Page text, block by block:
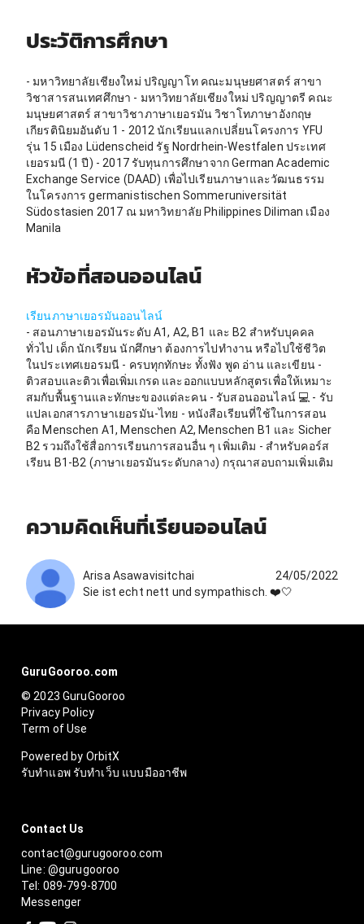
ประวัติการศึกษา
- มหาวิทยาลัยเชียงใหม่ ปริญญาโท คณะมนุษยศาสตร์ สาขา
วิชาสารสนเทศศึกษา - มหาวิทยาลัยเชียงใหม่ ปริญญาตรี คณะ
มนุษยศาสตร์ สาขาวิชาภาษาเยอรมัน วิชาโทภาษาอังกฤษ
เกียรตินิยมอันดับ 1 - 2012 นักเรียนแลกเปลี่ยนโครงการ YFU
รุ่น 15 เมือง Lüdenscheid รัฐ Nordrhein-Westfalen ประเทศ
เยอรมนี (1 ปี) - 2017 รับทุนการศึกษาจาก German Academic
Exchange Service (DAAD) เพื่อไปเรียนภาษาและวัฒนธรรม
ในโครงการ germanistischen Sommeruniversität
Südostasien 2017 ณ มหาวิทยาลัย Philippines Diliman เมือง
Manila
หัวข้อที่สอนออนไลน์
เรียนภาษาเยอรมันออนไลน์
- สอนภาษาเยอรมันระดับ A1, A2, B1 และ B2 สำหรับบุคคล
ทั่วไป เด็ก นักเรียน นักศึกษา ต้องการไปทำงาน หรือไปใช้ชีวิต
ในประเทศเยอรมนี - ครบทุกทักษะ ทั้งฟัง พูด อ่าน และเขียน -
ติวสอบและติวเพื่อเพิ่มเกรด และออกแบบหลักสูตรเพื่อให้เหมาะ
สมกับพื้นฐานและทักษะของแต่ละคน - รับสอนออนไลน์ 💻 - รับ
แปลเอกสารภาษาเยอรมัน-ไทย - หนังสือเรียนที่ใช้ในการสอน
คือ Menschen A1, Menschen A2, Menschen B1 และ Sicher
B2 รวมถึงใช้สื่อการเรียนการสอนอื่น ๆ เพิ่มเติม - สำหรับคอร์ส
เรียน B1-B2 (ภาษาเยอรมันระดับกลาง) กรุณาสอบถามเพิ่มเติม
ความคิดเห็นที่เรียนออนไลน์
Arisa Asawavisitchai
24/05/2022
Sie ist echt nett und sympathisch. ❤️🤍
GuruGooroo.com
© 2023 GuruGooroo
Privacy Policy
Term of Use
Powered by OrbitX
รับทำแอพ รับทำเว็บ แบบมืออาชีพ
Contact Us
contact@gurugooroo.com
Line: @gurugooroo
Tel: 089-799-8700
Messenger